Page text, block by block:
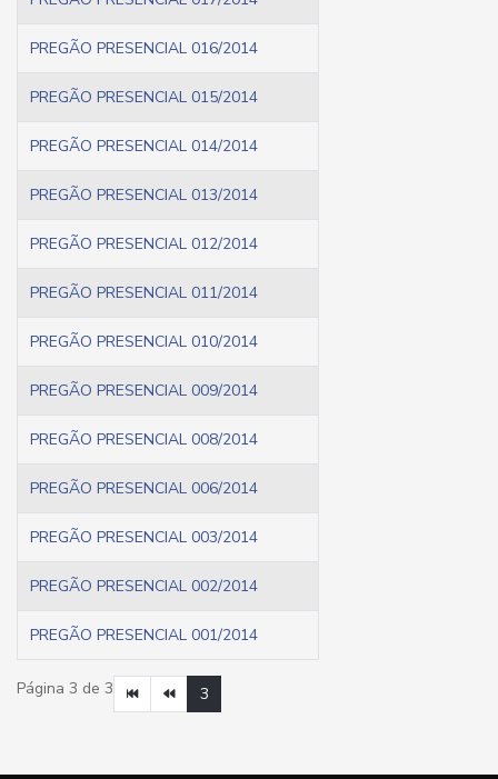
PREGÃO PRESENCIAL 016/2014
PREGÃO PRESENCIAL 015/2014
PREGÃO PRESENCIAL 014/2014
PREGÃO PRESENCIAL 013/2014
PREGÃO PRESENCIAL 012/2014
PREGÃO PRESENCIAL 011/2014
PREGÃO PRESENCIAL 010/2014
PREGÃO PRESENCIAL 009/2014
PREGÃO PRESENCIAL 008/2014
PREGÃO PRESENCIAL 006/2014
PREGÃO PRESENCIAL 003/2014
PREGÃO PRESENCIAL 002/2014
PREGÃO PRESENCIAL 001/2014
Página 3 de 3 3